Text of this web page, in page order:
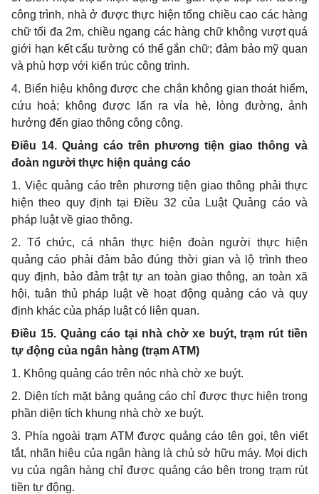
công trình, nhà ở được thực hiện tổng chiều cao các hàng
chữ tối đa 2m, chiều ngang các hàng chữ không vượt quá
giới hạn kết cấu tường có thể gắn chữ; đảm bảo mỹ quan
và phù hợp với kiến trúc công trình.
4. Biển hiệu không được che chắn không gian thoát hiểm,
cứu hoả; không được lấn ra vỉa hè, lòng đường, ảnh
hưởng đến giao thông công cộng.
Điều 14. Quảng cáo trên phương tiện giao thông và
đoàn người thực hiện quảng cáo
1. Việc quảng cáo trên phương tiện giao thông phải thực
hiện theo quy định tại Điều 32 của Luật Quảng cáo và
pháp luật về giao thông.
2. Tổ chức, cá nhân thực hiện đoàn người thực hiện
quảng cáo phải đảm bảo đúng thời gian và lộ trình theo
quy định, bảo đảm trật tự an toàn giao thông, an toàn xã
hội, tuân thủ pháp luật về hoạt động quảng cáo và quy
định khác của pháp luật có liên quan.
Điều 15. Quảng cáo tại nhà chờ xe buýt, trạm rút tiền
tự động của ngân hàng (trạm ATM)
1. Không quảng cáo trên nóc nhà chờ xe buýt.
2. Diện tích mặt bảng quảng cáo chỉ được thực hiện trong
phần diện tích khung nhà chờ xe buýt.
3. Phía ngoài trạm ATM được quảng cáo tên gọi, tên viết
tắt, nhãn hiệu của ngân hàng là chủ sở hữu máy. Mọi dịch
vụ của ngân hàng chỉ được quảng cáo bên trong trạm rút
tiền tự động.